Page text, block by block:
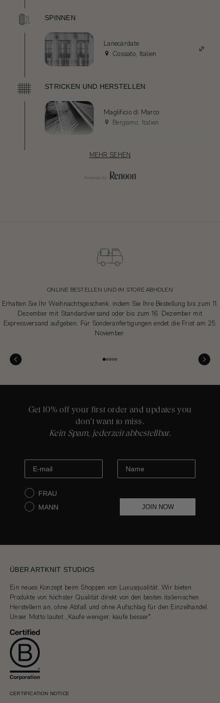
SPINNEN
Lanecardate
Cossato, Italien
STRICKEN UND HERSTELLEN
Maglificio di Marco
Bergamo, Italien
VERKLEIDUNGEN UND KOMPONENTEN
Gladiotex
Modena, Italien
Tomasi Master
Vicenza, Italien
Packhelp
LAGERVERTEILUNG
Artknit Logistics
MEHR SEHEN
ONLINE BESTELLEN UND IM STORE ABHOLEN
Erhalten Sie Ihr Weihnachtsgeschenk, indem Sie Ihre Bestellung bis zum 11.
Dezember mit Standardversand oder bis zum 16. Dezember mit
Expressversand aufgeben. Für Sonderanfertigungen endet die Frist am 25.
November.
Gehe zu Element 1
Gehe zu Element 2
Gehe zu Element 3
Gehe zu Element 4
Gehe zu Element 5
Get 10% off your first order and updates you
don’t want to miss.
Kein Spam, jederzeit abbestellbar.
FRAU
MANN
JOIN NOW
ÜBER ARTKNIT STUDIOS
Ein neues Konzept beim Shoppen von Luxusqualität. Wir bieten
Produkte von höchster Qualität direkt von den besten italienischen
Herstellern an, ohne Abfall und ohne Aufschlag für den Einzelhandel.
Unser Motto lautet „Kaufe weniger, kaufe besser‟.
CERTIFICATION NOTICE